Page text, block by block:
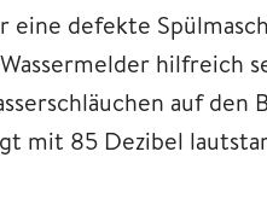
eine defekte
hilfreich
auf den
mit 85 Dezibel